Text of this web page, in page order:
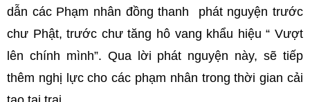
dẫn các Phạm nhân đồng thanh phát nguyện trước
chư Phật, trước chư tăng hô vang khẩu hiệu “ Vượt
lên chính mình”. Qua lời phát nguyện này, sẽ tiếp
thêm nghị lực cho các phạm nhân trong thời gian cải